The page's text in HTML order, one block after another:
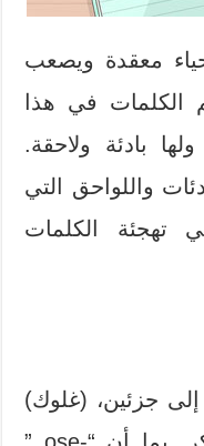
معقدة ويصعب
الكلمات في هذا
بادئة ولاحقة.
واللواحق التي
تهجئة الكلمات
جزئين، (غلوك)